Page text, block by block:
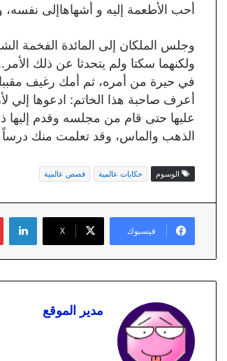
أحب الأطعمة إليه و أشهاهاإلى
وجلس الملكان إلى المائدة الفخمة
ولكنهما سكتا ولم يتحدثا عن ذلك
في حيرة من أمره، ثم أمك رغيف مقببا
أعرف صاحبة هذا الخاتم: ادعوها إلي
عليها حتى قام من مجلسه وقدم إليها
الذهب والماس، وقد تعلمت منك درساً
الوسوم حكايات عالمية قصص عالمية
فيسبوك X
مدير الموقع